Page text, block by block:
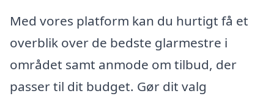
Med vores platform kan du hurtigt få et
overblik over de bedste glarmestre i
området samt anmode om tilbud, der
passer til dit budget. Gør dit valg